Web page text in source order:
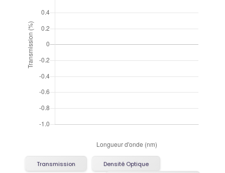
Transmission
Densité Optique